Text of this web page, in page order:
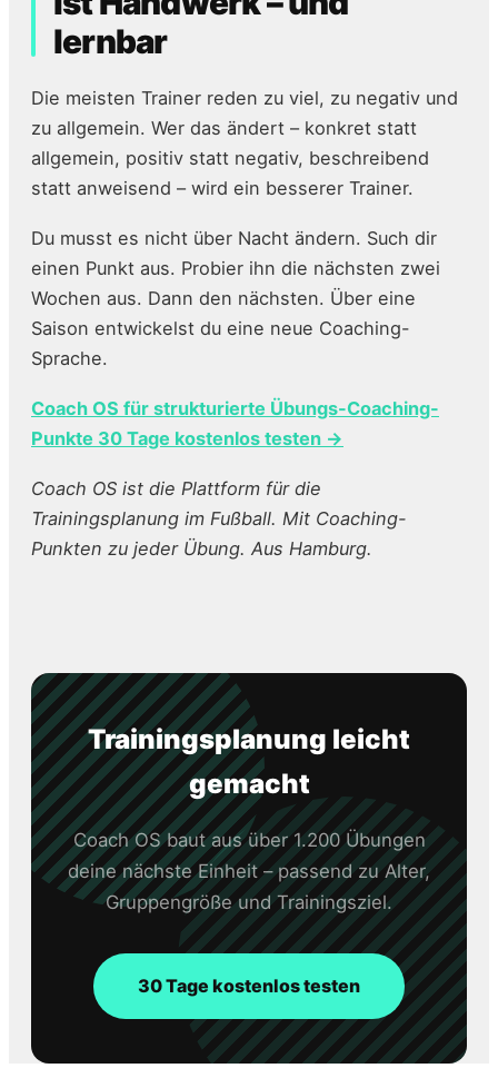
lernbar
Die meisten Trainer reden zu viel, zu negativ und
zu allgemein. Wer das ändert – konkret statt
allgemein, positiv statt negativ, beschreibend
statt anweisend – wird ein besserer Trainer.
Du musst es nicht über Nacht ändern. Such dir
einen Punkt aus. Probier ihn die nächsten zwei
Wochen aus. Dann den nächsten. Über eine
Saison entwickelst du eine neue Coaching-
Sprache.
Coach OS für strukturierte Übungs-Coaching-
Punkte 30 Tage kostenlos testen →
Coach OS ist die Plattform für die
Trainingsplanung im Fußball. Mit Coaching-
Punkten zu jeder Übung. Aus Hamburg.
Trainingsplanung leicht
gemacht
Coach OS baut aus über 1.200 Übungen
deine nächste Einheit – passend zu Alter,
Gruppengröße und Trainingsziel.
30 Tage kostenlos testen